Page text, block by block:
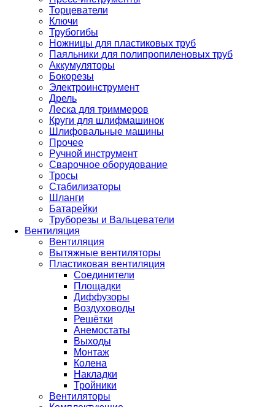
Торцеватели
Ключи
Трубогибы
Ножницы для пластиковых труб
Паяльники для полипропиленовых труб
Аккумуляторы
Бокорезы
Электроинструмент
Дрель
Леска для триммеров
Круги для шлифмашинок
Шлифовальные машины
Прочее
Ручной инструмент
Сварочное оборудование
Тросы
Стабилизаторы
Шланги
Батарейки
Труборезы и Вальцеватели
Вентиляция
Вентиляция
Вытяжные вентиляторы
Пластиковая вентиляция
Соединители
Площадки
Диффузоры
Воздуховоды
Решётки
Анемостаты
Выходы
Монтаж
Колена
Накладки
Тройники
Вентиляторы